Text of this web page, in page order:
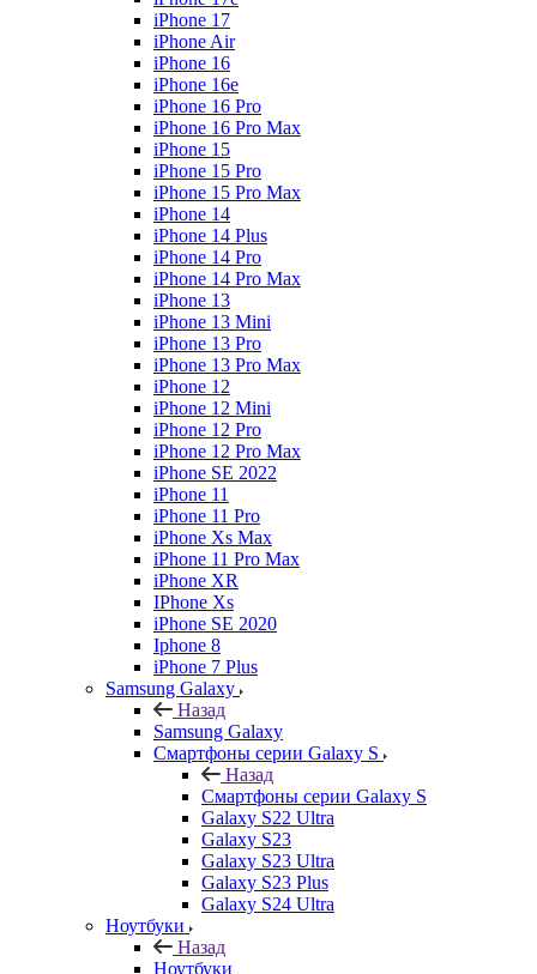
iPhone 17
iPhone Air
iPhone 16
iPhone 16e
iPhone 16 Pro
iPhone 16 Pro Max
iPhone 15
iPhone 15 Pro
iPhone 15 Pro Max
iPhone 14
iPhone 14 Plus
iPhone 14 Pro
iPhone 14 Pro Max
iPhone 13
iPhone 13 Mini
iPhone 13 Pro
iPhone 13 Pro Max
iPhone 12
iPhone 12 Mini
iPhone 12 Pro
iPhone 12 Pro Max
iPhone SE 2022
iPhone 11
iPhone 11 Pro
iPhone Xs Max
iPhone 11 Pro Max
iPhone XR
IPhone Xs
iPhone SE 2020
Iphone 8
iPhone 7 Plus
Samsung Galaxy
Назад
Samsung Galaxy
Смартфоны серии Galaxy S
Назад
Смартфоны серии Galaxy S
Galaxy S22 Ultra
Galaxy S23
Galaxy S23 Ultra
Galaxy S23 Plus
Galaxy S24 Ultra
Ноутбуки
Назад
Ноутбуки